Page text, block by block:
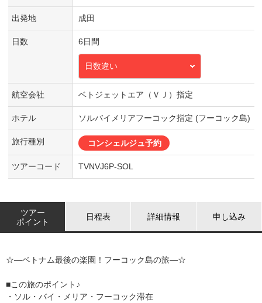
出発地 成田
日数 6日間
日数違い
航空会社 ベトジェットエア（ＶＪ）指定
ホテル ソルバイメリアフーコック指定 (フーコック島)
旅行種別 コンシェルジュ予約
ツアーコード TVNVJ6P-SOL
ツアー
ポイント
日程表 詳細情報 申し込み
☆―ベトナム最後の楽園！フーコック島の旅―☆
■この旅のポイント♪
・ソル・バイ・メリア・フーコック滞在